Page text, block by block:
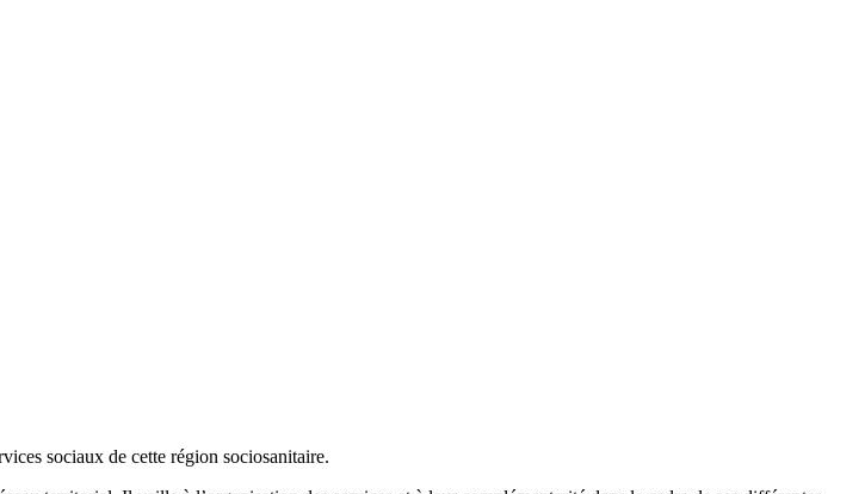
sociaux de cette région sociosanitaire.